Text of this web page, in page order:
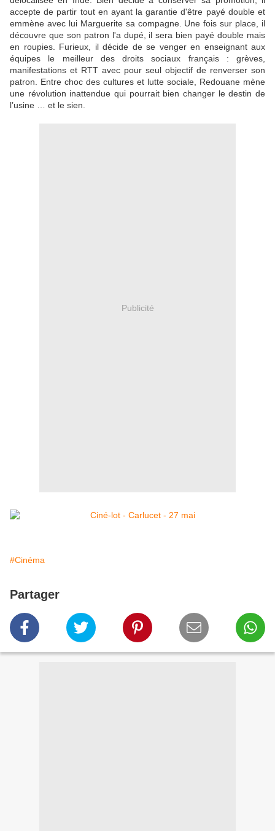
accepte de partir tout en ayant la garantie d'être payé double et
emmène avec lui Marguerite sa compagne. Une fois sur place, il
découvre que son patron l'a dupé, il sera bien payé double mais
en roupies. Furieux, il décide de se venger en enseignant aux
équipes le meilleur des droits sociaux français : grèves,
manifestations et RTT avec pour seul objectif de renverser son
patron. Entre choc des cultures et lutte sociale, Redouane mène
une révolution inattendue qui pourrait bien changer le destin de
l’usine … et le sien.
Publicité
#Cinéma
Partager